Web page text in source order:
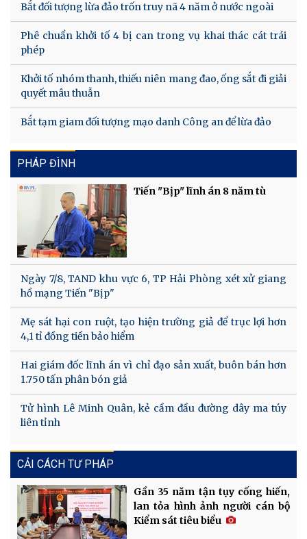
Bắt đối tượng lừa đảo trốn truy nã 4 năm ở nước ngoài
Phê chuẩn khởi tố 4 bị can trong vụ khai thác cát trái
phép
Khởi tố nhóm thanh, thiếu niên mang đao, ống sắt đi giải
quyết mâu thuẫn
Bắt tạm giam đối tượng mạo danh Công an để lừa đảo
PHÁP ĐÌNH
Tiến "Bịp" lĩnh án 8 năm tù
Ngày 7/8, TAND khu vực 6, TP Hải Phòng xét xử giang
hồ mạng Tiến "Bịp"
Mẹ sát hại con ruột, tạo hiện trường giả để trục lợi hơn
4,1 tỉ đồng tiền bảo hiểm
Hai giám đốc lĩnh án vì chỉ đạo sản xuất, buôn bán hơn
1.750 tấn phân bón giả
Tử hình Lê Minh Quân, kẻ cầm đầu đường dây ma túy
liên tỉnh
CẢI CÁCH TƯ PHÁP
Gần 35 năm tận tụy cống hiến,
lan tỏa hình ảnh người cán bộ
Kiểm sát tiêu biểu